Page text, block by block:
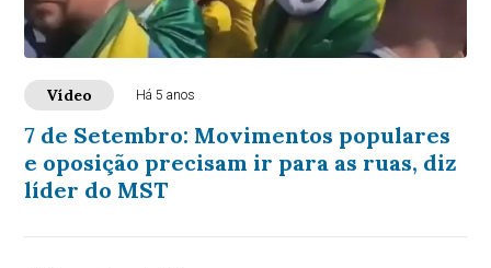
Vídeo Há 5 anos
7 de Setembro: Movimentos populares
e oposição precisam ir para as ruas, diz
líder do MST